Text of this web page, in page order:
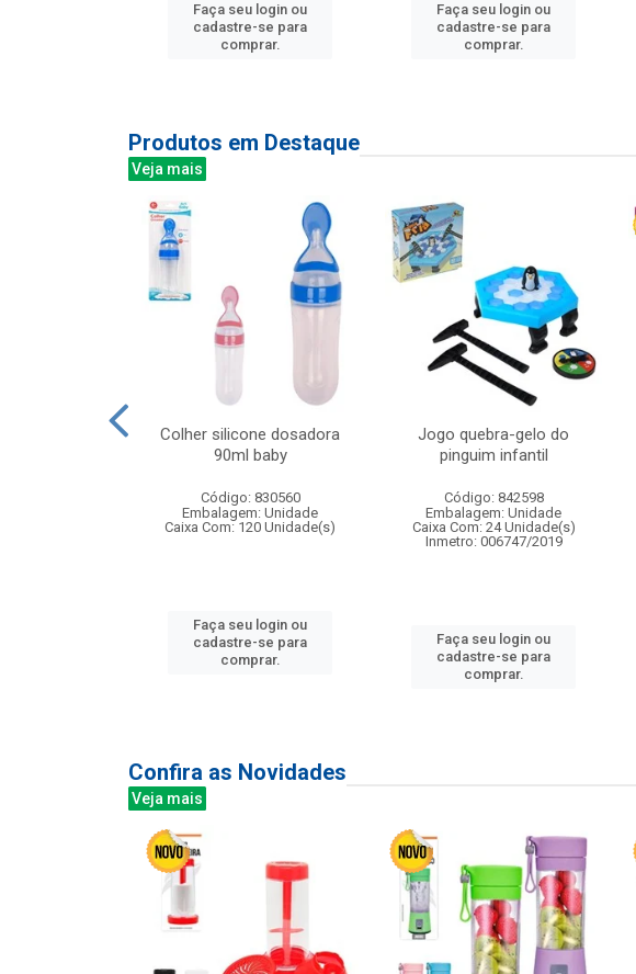
Faça seu login ou
cadastre-se para
comprar.
Faça seu login ou
cadastre-se para
comprar.
Produtos em Destaque
Veja mais
Colher silicone dosadora
90ml baby
Código: 830560
Embalagem: Unidade
Caixa Com: 120 Unidade(s)
Faça seu login ou
cadastre-se para
comprar.
Jogo quebra-gelo do
pinguim infantil
Código: 842598
Embalagem: Unidade
Caixa Com: 24 Unidade(s)
Inmetro: 006747/2019
Faça seu login ou
cadastre-se para
comprar.
Confira as Novidades
Veja mais